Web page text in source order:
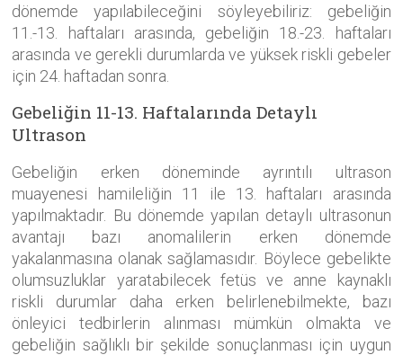
dönemde yapılabileceğini söyleyebiliriz: gebeliğin
11.-13. haftaları arasında, gebeliğin 18.-23. haftaları
arasında ve gerekli durumlarda ve yüksek riskli gebeler
için 24. haftadan sonra.
Gebeliğin 11-13. Haftalarında Detaylı
Ultrason
Gebeliğin erken döneminde ayrıntılı ultrason
muayenesi hamileliğin 11 ile 13. haftaları arasında
yapılmaktadır. Bu dönemde yapılan detaylı ultrasonun
avantajı bazı anomalilerin erken dönemde
yakalanmasına olanak sağlamasıdır. Böylece gebelikte
olumsuzluklar yaratabilecek fetüs ve anne kaynaklı
riskli durumlar daha erken belirlenebilmekte, bazı
önleyici tedbirlerin alınması mümkün olmakta ve
gebeliğin sağlıklı bir şekilde sonuçlanması için uygun